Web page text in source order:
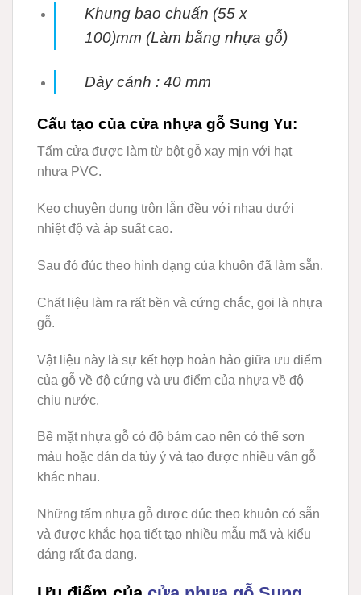
Khung bao chuẩn (55 x
100)mm (Làm bằng nhựa gỗ)
Dày cánh : 40 mm
Cấu tạo của cửa nhựa gỗ Sung Yu:
Tấm cửa được làm từ bột gỗ xay mịn với hạt
nhựa PVC.
Keo chuyên dụng trộn lẫn đều với nhau dưới
nhiệt độ và áp suất cao.
Sau đó đúc theo hình dạng của khuôn đã làm sẵn.
Chất liệu làm ra rất bền và cứng chắc, gọi là nhựa
gỗ.
Vật liệu này là sự kết hợp hoàn hảo giữa ưu điểm
của gỗ về độ cứng và ưu điểm của nhựa về độ
chịu nước.
Bề mặt nhựa gỗ có độ bám cao nên có thể sơn
màu hoặc dán da tùy ý và tạo được nhiều vân gỗ
khác nhau.
Những tấm nhựa gỗ được đúc theo khuôn có sẵn
và được khắc họa tiết tạo nhiều mẫu mã và kiểu
dáng rất đa dạng.